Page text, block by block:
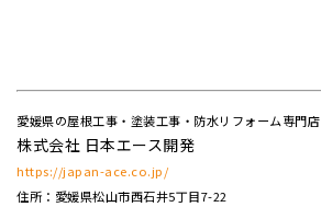
愛媛県の屋根工事・塗装工事・防水リフォーム専門店
株式会社 日本エース開発
https://japan-ace.co.jp/
住所：愛媛県松山市西石井5丁目7-22